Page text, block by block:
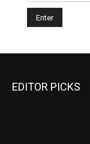
EDITOR PICKS